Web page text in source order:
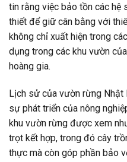
tin rằng việc bảo tồn các hệ
thiết để giữ cân bằng với
không chỉ xuất hiện trong
dụng trong các khu vườn
hoàng gia.
Lịch sử của vườn rừng
sự phát triển của nông
khu vườn rừng được xem
trọt kết hợp, trong đó cây
thực mà còn góp phần bảo